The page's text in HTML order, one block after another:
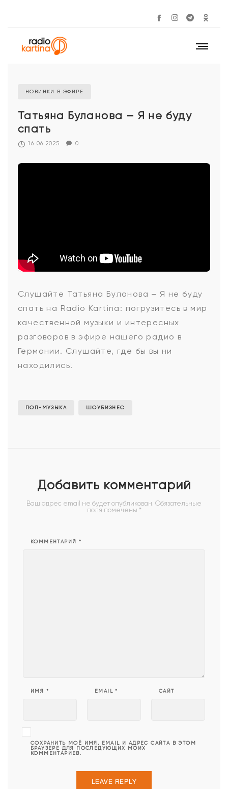
НОВИНКИ В ЭФИРЕ
Татьяна Буланова – Я не буду
спать
16.06.2025 0
Татьяна
Буланова
-
спать
Слушайте Татьяна Буланова – Я не буду
спать на Radio Kartina: погрузитесь в мир
качественной музыки и интересных
разговоров в эфире нашего радио в
Германии. Слушайте, где бы вы ни
находились!
ПОП-МУЗЫКА ШОУБИЗНЕС
Добавить комментарий
Ваш адрес email не будет опубликован. Обязательные
поля помечены *
КОММЕНТАРИЙ *
ИМЯ * EMAIL* САЙТ
СОХРАНИТЬ МОЁ ИМЯ, EMAIL И АДРЕС САЙТА В ЭТОМ
БРАУЗЕРЕ ДЛЯ ПОСЛЕДУЮЩИХ МОИХ
КОММЕНТАРИЕВ.